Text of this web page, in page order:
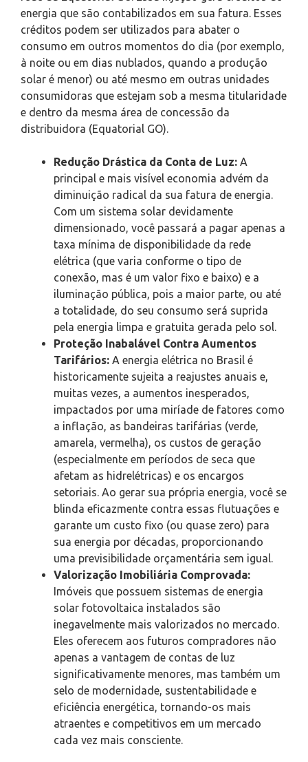
energia que são contabilizados em sua fatura. Esses
créditos podem ser utilizados para abater o
consumo em outros momentos do dia (por exemplo,
à noite ou em dias nublados, quando a produção
solar é menor) ou até mesmo em outras unidades
consumidoras que estejam sob a mesma titularidade
e dentro da mesma área de concessão da
distribuidora (Equatorial GO).
Redução Drástica da Conta de Luz: A
principal e mais visível economia advém da
diminuição radical da sua fatura de energia.
Com um sistema solar devidamente
dimensionado, você passará a pagar apenas a
taxa mínima de disponibilidade da rede
elétrica (que varia conforme o tipo de
conexão, mas é um valor fixo e baixo) e a
iluminação pública, pois a maior parte, ou até
a totalidade, do seu consumo será suprida
pela energia limpa e gratuita gerada pelo sol.
Proteção Inabalável Contra Aumentos
Tarifários: A energia elétrica no Brasil é
historicamente sujeita a reajustes anuais e,
muitas vezes, a aumentos inesperados,
impactados por uma miríade de fatores como
a inflação, as bandeiras tarifárias (verde,
amarela, vermelha), os custos de geração
(especialmente em períodos de seca que
afetam as hidrelétricas) e os encargos
setoriais. Ao gerar sua própria energia, você se
blinda eficazmente contra essas flutuações e
garante um custo fixo (ou quase zero) para
sua energia por décadas, proporcionando
uma previsibilidade orçamentária sem igual.
Valorização Imobiliária Comprovada:
Imóveis que possuem sistemas de energia
solar fotovoltaica instalados são
inegavelmente mais valorizados no mercado.
Eles oferecem aos futuros compradores não
apenas a vantagem de contas de luz
significativamente menores, mas também um
selo de modernidade, sustentabilidade e
eficiência energética, tornando-os mais
atraentes e competitivos em um mercado
cada vez mais consciente.